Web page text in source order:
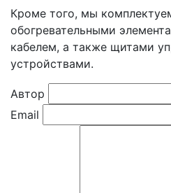
Кроме того, мы
обогревательными
кабелем, а также щитами
устройствами.
Автор
Email